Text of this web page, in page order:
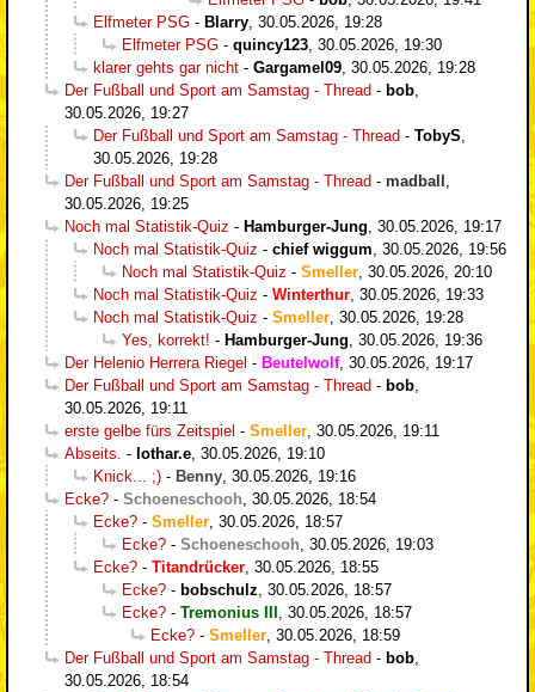
Elfmeter PSG - Blarry 30.05.2026, 19:28
Elfmeter PSG - quincy123 30.05.2026, 19:30
klarer gehts gar nicht - Gargamel09 30.05.2026, 19:28
Der Fußball und Sport am Samstag - Thread - bob
30.05.2026, 19:27
Der Fußball und Sport am Samstag - Thread - TobyS
30.05.2026, 19:28
Der Fußball und Sport am Samstag - Thread - madball
30.05.2026, 19:25
Noch mal Statistik-Quiz - Hamburger-Jung 30.05.2026, 19:17
Noch mal Statistik-Quiz - chief wiggum 30.05.2026, 19:56
Noch mal Statistik-Quiz - Smeller 30.05.2026, 20:10
Noch mal Statistik-Quiz - Winterthur 30.05.2026, 19:33
Noch mal Statistik-Quiz - Smeller 30.05.2026, 19:28
Yes, korrekt! - Hamburger-Jung 30.05.2026, 19:36
Der Helenio Herrera Riegel - Beutelwolf, 30.05.2026, 19:17
Der Fußball und Sport am Samstag - Thread - bob
30.05.2026, 19:11
erste gelbe fürs Zeitspiel - Smeller 30.05.2026, 19:11
Abseits. - lothar.e 30.05.2026, 19:10
Knick... ;) - Benny 30.05.2026, 19:16
Ecke? - Schoeneschooh 30.05.2026, 18:54
Ecke? - Smeller 30.05.2026, 18:57
Ecke? - Schoeneschooh 30.05.2026, 19:03
Ecke? - Titandrücker 30.05.2026, 18:55
Ecke? - bobschulz 30.05.2026, 18:57
Ecke? - Tremonius III
30.05.2026, 18:57
Ecke? - Smeller 30.05.2026, 18:59
Der Fußball und Sport am Samstag - Thread - bob
30.05.2026, 18:54